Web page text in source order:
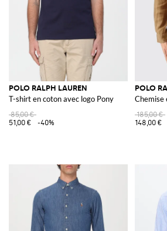
POLO RALPH LAUREN
T-shirt en coton avec logo Pony
85,00 €
51,00 €
-40%
POLO
Chemise
185,00 €
148,00 €